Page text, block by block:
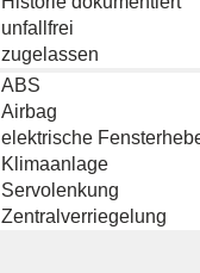
unfallfrei
zugelassen
ABS
Airbag
elektrische
Klimaanlage
Servolenkung
Zentralverriegelung